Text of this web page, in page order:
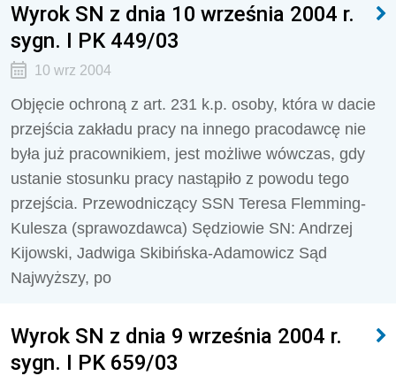
Wyrok SN z dnia 10 września 2004 r.
sygn. I PK 449/03
10 wrz 2004
Objęcie ochroną z art. 231 k.p. osoby, która w dacie
przejścia zakładu pracy na innego pracodawcę nie
była już pracownikiem, jest możliwe wówczas, gdy
ustanie stosunku pracy nastąpiło z powodu tego
przejścia. Przewodniczący SSN Teresa Flemming-
Kulesza (sprawozdawca) Sędziowie SN: Andrzej
Kijowski, Jadwiga Skibińska-Adamowicz Sąd
Najwyższy, po
Wyrok SN z dnia 9 września 2004 r.
sygn. I PK 659/03